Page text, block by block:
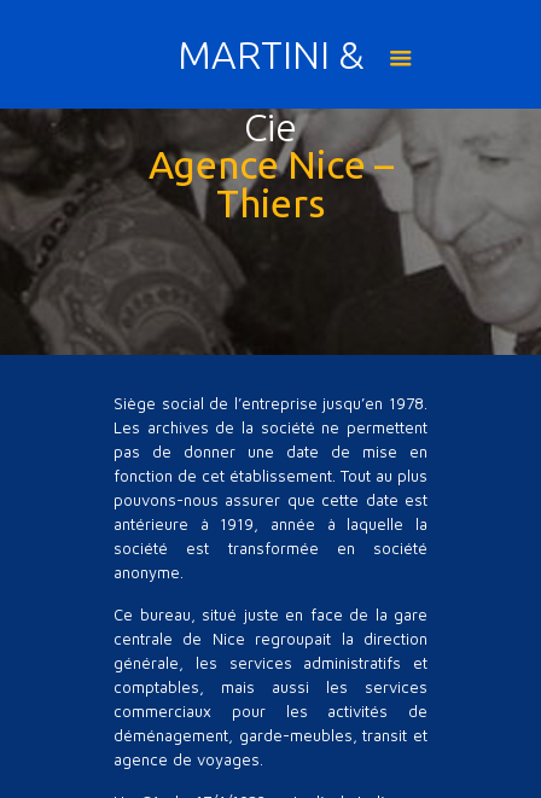
MARTINI &
Cie
Agence Nice –
Thiers
Siège social de l’entreprise jusqu’en 1978.
Les archives de la société ne permettent
pas de donner une date de mise en
fonction de cet établissement. Tout au plus
pouvons-nous assurer que cette date est
antérieure à 1919, année à laquelle la
société est transformée en société
anonyme.
Ce bureau, situé juste en face de la gare
centrale de Nice regroupait la direction
générale, les services administratifs et
comptables, mais aussi les services
commerciaux pour les activités de
déménagement, garde-meubles, transit et
agence de voyages.